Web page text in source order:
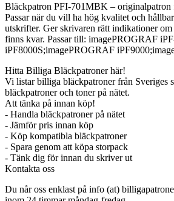
Bläckpatron PFI-701MBK – originalpatron
Passar när du vill ha hög kvalitet och
utskrifter. Ger skrivaren rätt indikationer
finns kvar. Passar till: imagePROGRAF
iPF8000S;imagePROGRAF
Hitta Billiga Bläckpatroner här!
Vi listar billiga bläckpatroner från Sveriges
bläckpatroner och toner på nätet.
Att tänka på innan köp!
- Handla bläckpatroner på nätet
- Jämför pris innan köp
- Köp kompatibla bläckpatroner
- Spara genom att köpa storpack
- Tänk dig för innan du skriver ut
Kontakta oss
Du når oss enklast på info (at)